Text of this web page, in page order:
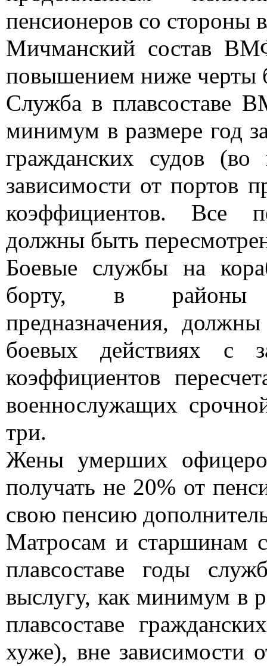
пенсионеров со стороны
Мичманский состав
повышением ниже черты
Служба в плавсоставе
минимум в размере год
гражданских судов
зависимости от портов
коэффициентов. Все
должны быть
Боевые службы на
борту, в районы
предназначения,
боевых действиях с
коэффициентов
военнослужащих
три.
Жены умерших
получать не 20% от
свою пенсию
Матросам и старшинам
плавсоставе годы
выслугу, как минимум в
плавсоставе
хуже), вне зависимости